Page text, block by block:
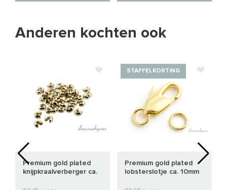
Anderen kochten ook
Premium gold plated
knijpkraalverberger ca.
STAFFELKORTING
Premium gold plated
lobsterslotje ca. 10mm